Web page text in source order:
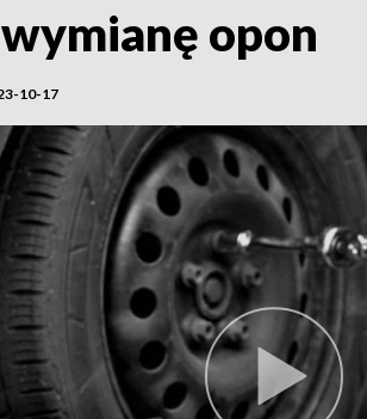
wymianę opon
10-17